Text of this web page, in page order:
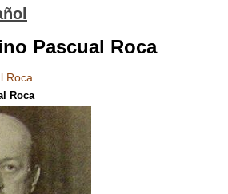
Pascual Roca
Roca
Roca